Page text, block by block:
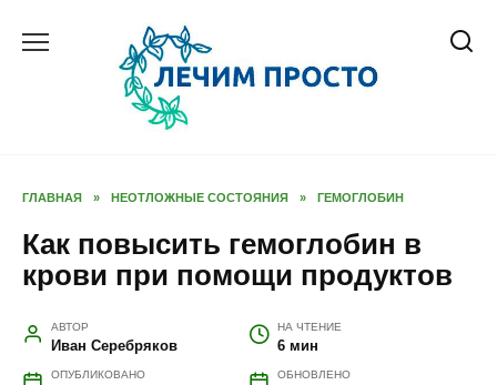
ГЛАВНАЯ » НЕОТЛОЖНЫЕ СОСТОЯНИЯ » ГЕМОГЛОБИН
Как повысить гемоглобин в
крови при помощи продуктов
АВТОР
Иван Серебряков
НА ЧТЕНИЕ
6 мин
ОПУБЛИКОВАНО ОБНОВЛЕНО